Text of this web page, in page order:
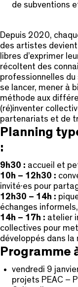
de subventions
Depuis 2020,
des artistes
libres d’exprimer
récoltent des
professionnelles
se lancer, mener à
méthode aux
(ré)inventer
partenariats et de
Planning
:
9h30 : accueil et
10h – 12h30 :
invité·es pour
12h30 – 14h :
échanges
14h – 17h : atelier
collectives pour
développés dans
Programme
vendredi 9
projets PEAC –